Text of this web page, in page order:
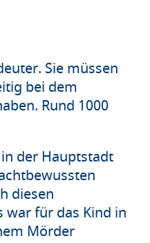
Sie müssen
bei dem
Rund 1000
der Hauptstadt
diesen
war für das Kind in
Mörder